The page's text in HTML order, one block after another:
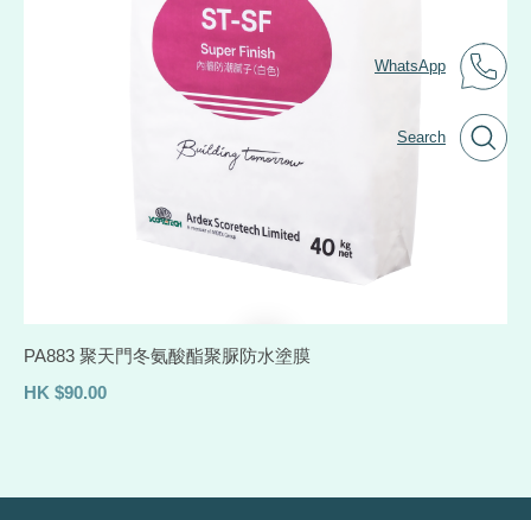
WhatsApp
Search
PA883 聚天門冬氨酸酯聚脲防水塗膜
HK $90.00